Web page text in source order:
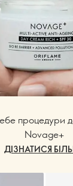
процедури
Novage+
ДІЗНАТИСЯ